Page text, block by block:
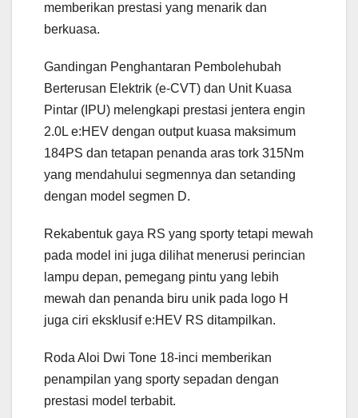
memberikan prestasi yang menarik dan
berkuasa.
Gandingan Penghantaran Pembolehubah
Berterusan Elektrik (e-CVT) dan Unit Kuasa
Pintar (IPU) melengkapi prestasi jentera engin
2.0L e:HEV dengan output kuasa maksimum
184PS dan tetapan penanda aras tork 315Nm
yang mendahului segmennya dan setanding
dengan model segmen D.
Rekabentuk gaya RS yang sporty tetapi mewah
pada model ini juga dilihat menerusi perincian
lampu depan, pemegang pintu yang lebih
mewah dan penanda biru unik pada logo H
juga ciri eksklusif e:HEV RS ditampilkan.
Roda Aloi Dwi Tone 18-inci memberikan
penampilan yang sporty sepadan dengan
prestasi model terbabit.